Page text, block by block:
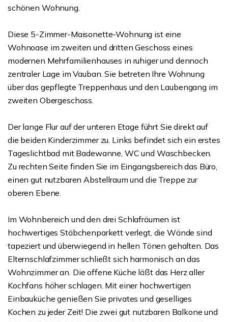
schönen Wohnung.
Diese 5-Zimmer-Maisonette-Wohnung ist eine
Wohnoase im zweiten und dritten Geschoss eines
modernen Mehrfamilienhauses in ruhiger und dennoch
zentraler Lage im Vauban. Sie betreten Ihre Wohnung
über das gepflegte Treppenhaus und den Laubengang im
zweiten Obergeschoss.
Der lange Flur auf der unteren Etage führt Sie direkt auf
die beiden Kinderzimmer zu. Links befindet sich ein erstes
Tageslichtbad mit Badewanne, WC und Waschbecken.
Zu rechten Seite finden Sie im Eingangsbereich das Büro,
einen gut nutzbaren Abstellraum und die Treppe zur
oberen Ebene.
Im Wohnbereich und den drei Schlafräumen ist
hochwertiges Stäbchenparkett verlegt, die Wände sind
tapeziert und überwiegend in hellen Tönen gehalten. Das
Elternschlafzimmer schließt sich harmonisch an das
Wohnzimmer an. Die offene Küche läßt das Herz aller
Kochfans höher schlagen. Mit einer hochwertigen
Einbauküche genießen Sie privates und geselliges
Kochen zu jeder Zeit! Die zwei gut nutzbaren Balkone und